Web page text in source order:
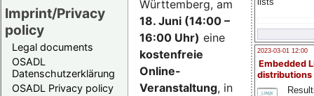
Imprint/Privacy
policy
Legal documents
OSADL
Datenschutzerklärung
OSADL Privacy policy
2023-03-01 12:00
Embedded
distributions
Württemberg, am
18. Juni (14:00 –
16:00 Uhr) eine
kostenfreie
Online-
Veranstaltung, in